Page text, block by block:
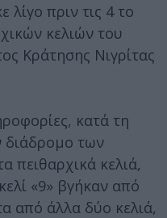
πριν τις 4 το
κελιών του
Κράτησης Νιγρίτας
κατά τη
διάδρομο των
πειθαρχικά κελιά,
«9» βγήκαν από
από άλλα δύο κελιά,